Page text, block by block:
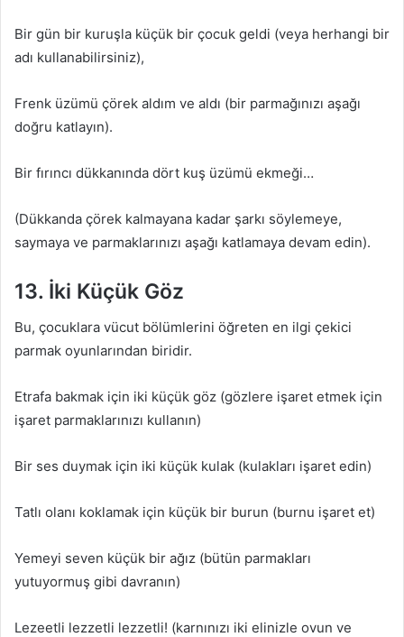
Bir gün bir kuruşla küçük bir çocuk geldi (veya herhangi bir
adı kullanabilirsiniz),
Frenk üzümü çörek aldım ve aldı (bir parmağınızı aşağı
doğru katlayın).
Bir fırıncı dükkanında dört kuş üzümü ekmeği…
(Dükkanda çörek kalmayana kadar şarkı söylemeye,
saymaya ve parmaklarınızı aşağı katlamaya devam edin).
13. İki Küçük Göz
Bu, çocuklara vücut bölümlerini öğreten en ilgi çekici
parmak oyunlarından biridir.
Etrafa bakmak için iki küçük göz (gözlere işaret etmek için
işaret parmaklarınızı kullanın)
Bir ses duymak için iki küçük kulak (kulakları işaret edin)
Tatlı olanı koklamak için küçük bir burun (burnu işaret et)
Yemeyi seven küçük bir ağız (bütün parmakları
yutuyormuş gibi davranın)
Lezeetli lezzetli lezzetli! (karnınızı iki elinizle ovun ve